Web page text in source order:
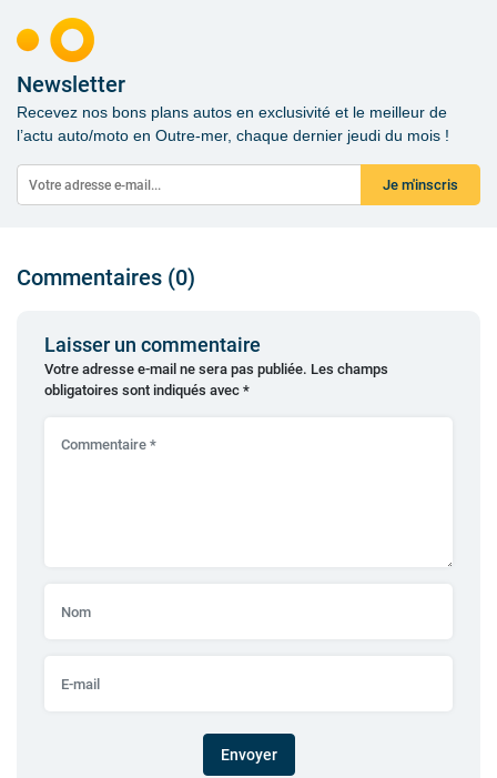
Newsletter
Recevez nos bons plans autos en exclusivité et le meilleur de
l’actu auto/moto en Outre-mer, chaque dernier jeudi du mois !
Je m'inscris
Commentaires (0)
Laisser un commentaire
Votre adresse e-mail ne sera pas publiée. Les champs
obligatoires sont indiqués avec *
Envoyer